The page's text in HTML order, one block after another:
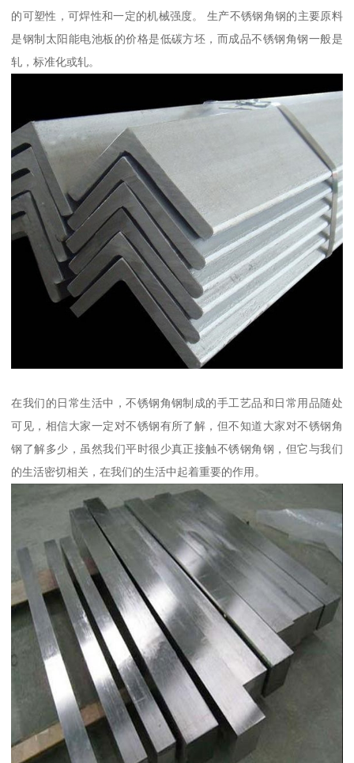
的可塑性，可焊性和一定的机械强度。 生产不锈钢角钢的主要原料
是钢制太阳能电池板的价格是低碳方坯，而成品不锈钢角钢一般是
轧，标准化或轧。
在我们的日常生活中，不锈钢角钢制成的手工艺品和日常用品随处
可见，相信大家一定对不锈钢有所了解，但不知道大家对不锈钢角
钢了解多少，虽然我们平时很少真正接触不锈钢角钢，但它与我们
的生活密切相关，在我们的生活中起着重要的作用。